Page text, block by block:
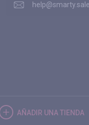
help@smarty.sale
AÑADIR UNA TIENDA